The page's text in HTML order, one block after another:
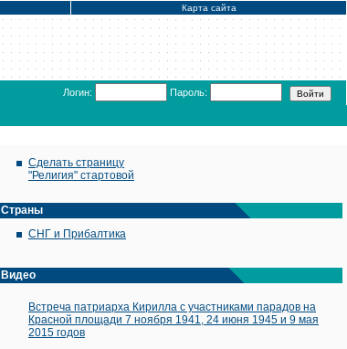
Карта сайта
Логин: Пароль:
Сделать страницу
"Религия" стартовой
Страны
СНГ и Прибалтика
Видео
Встреча патриарха Кирилла с участниками парадов на
Красной площади 7 ноября 1941, 24 июня 1945 и 9 мая
2015 годов